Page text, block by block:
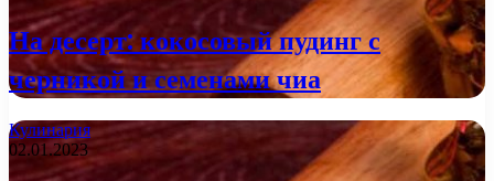
На десерт: кокосовый пудинг с
черникой и семенами чиа
Кулинария
02.01.2023